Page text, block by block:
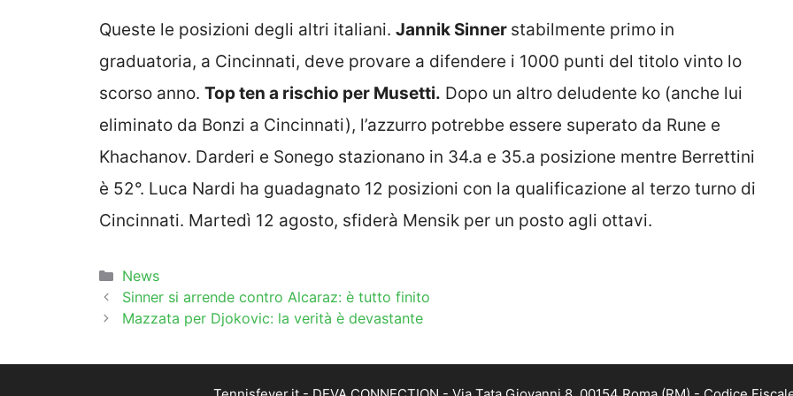
Queste le posizioni degli altri italiani. Jannik Sinner stabilmente primo in
graduatoria, a Cincinnati, deve provare a difendere i 1000 punti del titolo vinto lo
scorso anno. Top ten a rischio per Musetti. Dopo un altro deludente ko (anche lui
eliminato da Bonzi a Cincinnati), l’azzurro potrebbe essere superato da Rune e
Khachanov. Darderi e Sonego stazionano in 34.a e 35.a posizione mentre Berrettini
è 52°. Luca Nardi ha guadagnato 12 posizioni con la qualificazione al terzo turno di
Cincinnati. Martedì 12 agosto, sfiderà Mensik per un posto agli ottavi.
Categorie
News
Sinner si arrende contro Alcaraz: è tutto finito
Mazzata per Djokovic: la verità è devastante